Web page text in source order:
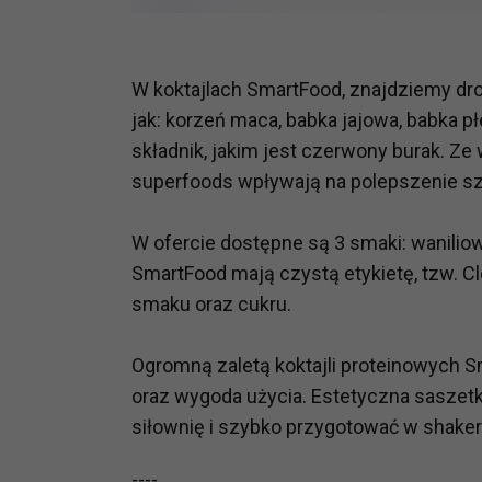
W koktajlach SmartFood, znajdziemy
jak: korzeń maca, babka jajowa, babka
składnik, jakim jest czerwony burak.
superfoods wpływają na polepszenie
W ofercie dostępne są 3 smaki:
SmartFood mają czystą etykietę, tzw.
smaku oraz cukru.
Ogromną zaletą koktajli proteinowych
oraz wygoda użycia. Estetyczna
siłownię i szybko przygotować w